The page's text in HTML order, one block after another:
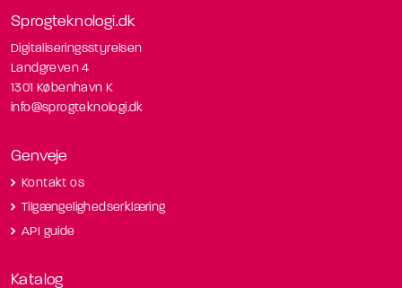
Sprogteknologi.dk
Digitaliseringsstyrelsen
Landgreven 4
1301 København K
info@sprogteknologi.dk
Genveje
Kontakt os
Tilgængelighedserklæring
API guide
Katalog